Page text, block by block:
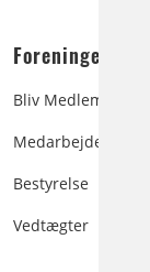
Foreningen:
Bliv Medlem
Medarbejdere
Bestyrelse
Vedtægter